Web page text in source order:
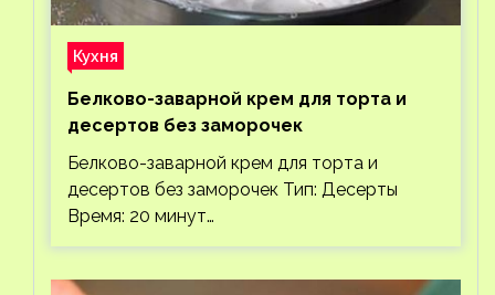
Кухня
Белково-заварной крем для торта и
десертов без заморочек
Белково-заварной крем для торта и
десертов без заморочек Тип: Десерты
Время: 20 минут…